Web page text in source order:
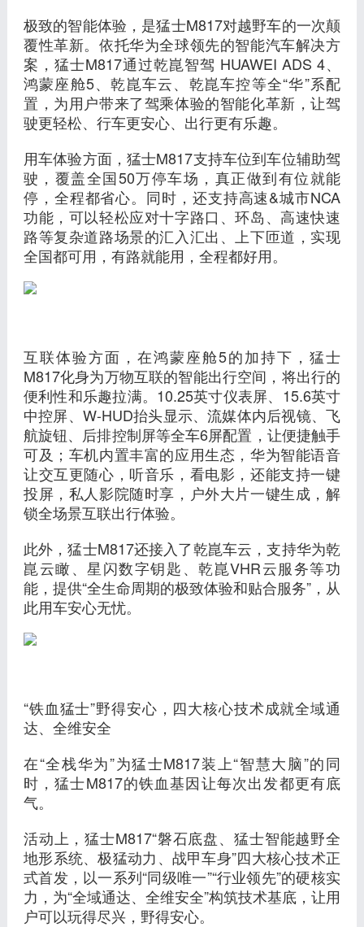
极致的智能体验，是猛士M817对越野车的一次颠
覆性革新。依托华为全球领先的智能汽车解决方
案，猛士M817通过乾崑智驾 HUAWEI ADS 4、
鸿蒙座舱5、乾崑车云、乾崑车控等全“华”系配
置，为用户带来了驾乘体验的智能化革新，让驾
驶更轻松、行车更安心、出行更有乐趣。
用车体验方面，猛士M817支持车位到车位辅助驾
驶，覆盖全国50万停车场，真正做到有位就能
停，全程都省心。同时，还支持高速&城市NCA
功能，可以轻松应对十字路口、环岛、高速快速
路等复杂道路场景的汇入汇出、上下匝道，实现
全国都可用，有路就能用，全程都好用。
互联体验方面，在鸿蒙座舱5的加持下，猛士
M817化身为万物互联的智能出行空间，将出行的
便利性和乐趣拉满。10.25英寸仪表屏、15.6英寸
中控屏、W-HUD抬头显示、流媒体内后视镜、飞
航旋钮、后排控制屏等全车6屏配置，让便捷触手
可及；车机内置丰富的应用生态，华为智能语音
让交互更随心，听音乐，看电影，还能支持一键
投屏，私人影院随时享，户外大片一键生成，解
锁全场景互联出行体验。
此外，猛士M817还接入了乾崑车云，支持华为乾
崑云瞰、星闪数字钥匙、乾崑VHR云服务等功
能，提供“全生命周期的极致体验和贴合服务”，从
此用车安心无忧。
“铁血猛士”野得安心，四大核心技术成就全域通
达、全维安全
在“全栈华为”为猛士M817装上“智慧大脑”的同
时，猛士M817的铁血基因让每次出发都更有底
气。
活动上，猛士M817“磐石底盘、猛士智能越野全
地形系统、极猛动力、战甲车身”四大核心技术正
式首发，以一系列“同级唯一”“行业领先”的硬核实
力，为“全域通达、全维安全”构筑技术基底，让用
户可以玩得尽兴，野得安心。